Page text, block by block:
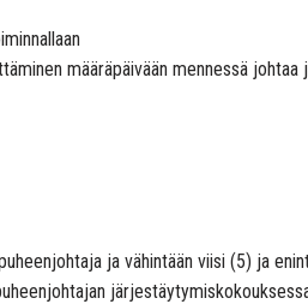
määräpäivään mennessä
ja vähintään viisi (5) ja